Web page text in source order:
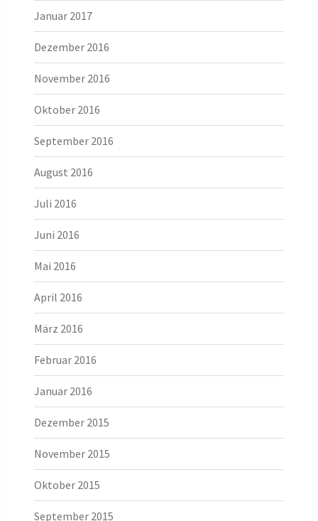
Januar 2017
Dezember 2016
November 2016
Oktober 2016
September 2016
August 2016
Juli 2016
Juni 2016
Mai 2016
April 2016
März 2016
Februar 2016
Januar 2016
Dezember 2015
November 2015
Oktober 2015
September 2015